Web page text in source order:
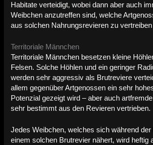
Habitate verteidigt, wobei dann aber auch
Weibchen anzutreffen sind, welche
aus solchen Nahrungsrevieren zu
Territoriale Männchen
Territoriale Männchen besetzen kleine
Felsen. Solche Höhlen und ein geringer
werden sehr aggressiv als Brutreviere
allem gegenüber Artgenossen ein sehr
Potenzial gezeigt wird – aber auch
sehr bestimmt aus den Revieren vertrieben.
Jedes Weibchen, welches sich während
einem solchen Brutrevier nähert, wird heftig